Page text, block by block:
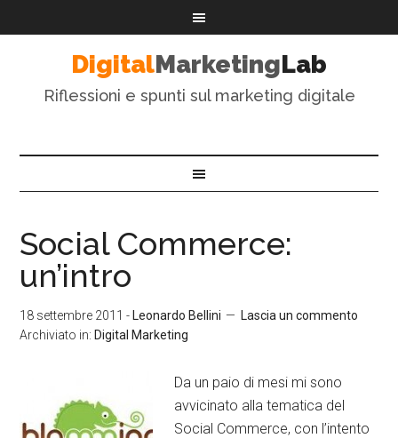
DigitalMarketingLab
Riflessioni e spunti sul marketing digitale
Social Commerce:
un’intro
18 settembre 2011 - Leonardo Bellini
Lascia un commento
Archiviato in: Digital Marketing
Da un paio di mesi mi sono
avvicinato alla tematica del
Social Commerce, con l’intento